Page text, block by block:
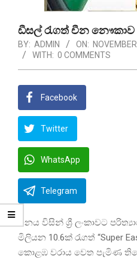
ඩීසල් රැගත් චීන
BY: ADMIN ON:
WITH: 0 COMMENTS
Facebook
Twitter
WhatsApp
Telegram
චීනය විසින් ශ්‍රී ලංකාවට
මිලියන 10.6ක් රැගත් “Super
කොළඹ වරාය වෙත පැමිණ